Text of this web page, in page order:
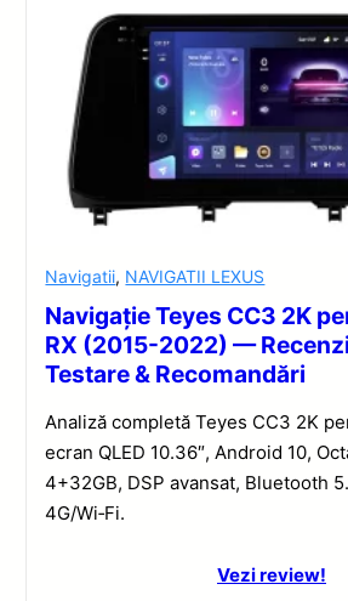
Navigatii, NAVIGATII LEXUS
Navigație Teyes CC3 2K
RX (2015-2022) —
Testare & Recomandări
Analiză completă Teyes CC3 2K
ecran QLED 10.36″, Android 10,
4+32GB, DSP avansat, Bluetooth
4G/Wi‑Fi.
Vezi review!